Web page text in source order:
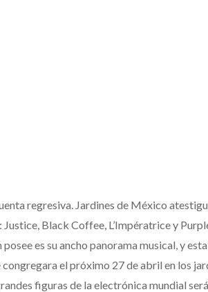
regresiva. Jardines de México
Black Coffee, L’Impératrice y
es su ancho panorama musical, y
el próximo 27 de abril en los
figuras de la electrónica mundial